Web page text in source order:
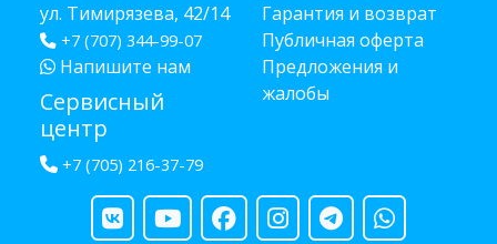
ул. Тимирязева, 42/14
+7 (707) 344-99-07
Напишите нам
Сервисный
центр
+7 (705) 216-37-79
Гарантия и возврат
Публичная оферта
Предложения и
жалобы